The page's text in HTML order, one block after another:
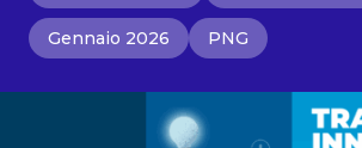
Gennaio 2026 PNG